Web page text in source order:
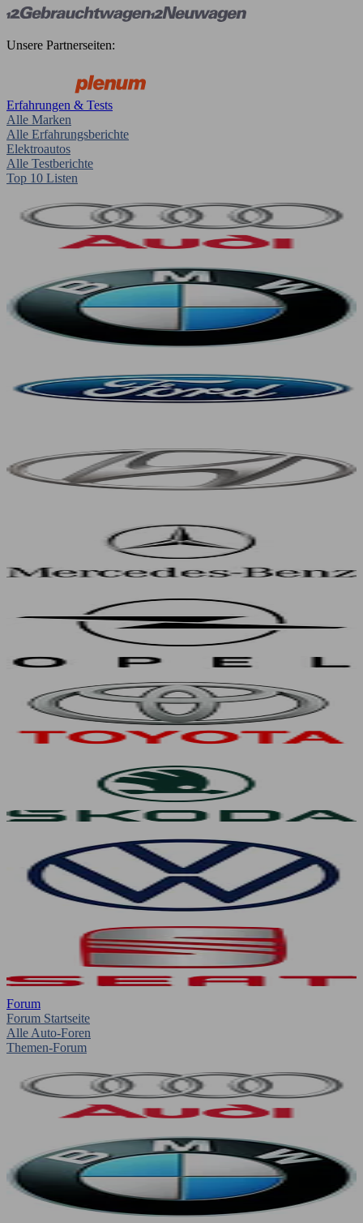
Unsere Partnerseiten:
Erfahrungen & Tests
Alle Marken
Alle Erfahrungsberichte
Elektroautos
Alle Testberichte
Top 10 Listen
Forum
Forum Startseite
Alle Auto-Foren
Themen-Forum